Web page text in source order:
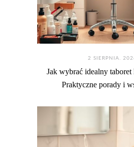
2 SIERPNIA.
Jak wybrać idealny taboret
Praktyczne porady i